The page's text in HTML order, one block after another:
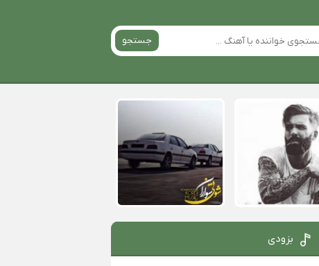
جستجو
بزودی